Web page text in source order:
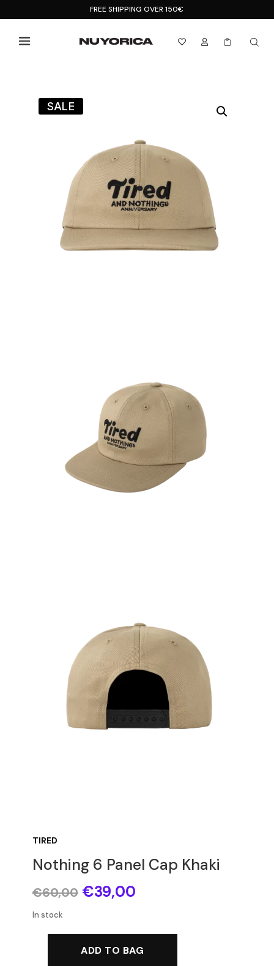
FREE SHIPPING OVER 150€
  
SALE
TIRED
Nothing 6 Panel Cap Khaki
€60,00 Original
price
€60,00.
€39,00Current
€39,00.
In stock
ADD TO BAG